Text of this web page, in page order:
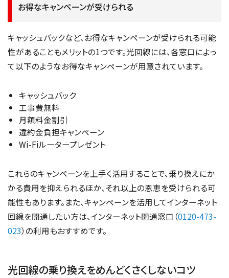
お得なキャンペーンが受けられる
キャッシュバックなど、お得なキャンペーンが受けられる可能
性があることもメリットの1つです。光回線には、各窓口によっ
て以下のようなお得なキャンペーンが用意されています。
キャッシュバック
工事費無料
月額料金割引
違約金負担キャンペーン
Wi-Fiルータープレゼント
これらのキャンペーンを上手く活用することで、乗り換えにか
かる費用を抑えられるほか、それ以上の恩恵を受けられる可
能性もあります。また、キャンペーンを活用してインターネット
回線を開通したい方は、インターネット開通窓口（0120-473-
023）の利用もおすすめです。
光回線の乗り換えをめんどくさくしないコツ